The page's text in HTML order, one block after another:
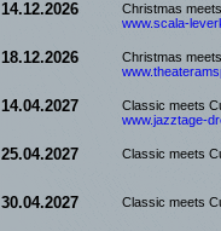
14.12.2026
Christmas
www.scala-
18.12.2026
Christmas
14.04.2027
Classic meets
www.jazztage-
25.04.2027 Classic meets
30.04.2027 Classic meets